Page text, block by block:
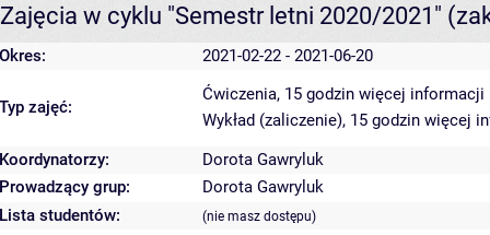
Zajęcia w cyklu "Semestr letni 2020/2021"
Okres: 2021-02-22 - 2021-06-20
Typ zajęć:
Ćwiczenia, 15 godzin więcej informacji
Wykład (zaliczenie), 15 godzin więcej
Koordynatorzy:
Dorota Gawryluk
Prowadzący grup:
Dorota Gawryluk
Lista studentów:
(nie masz dostępu)